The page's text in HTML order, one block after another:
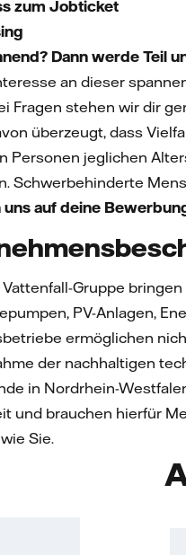
zum Jobticket
Dann werde Teil
an dieser
Fragen stehen wir dir
überzeugt, dass
Personen jeglichen
Schwerbehinderte
auf deine
Vattenfall-Gruppe
PV-Anlagen,
ermöglichen
der nachhaltigen
in Nordrhein-
und brauchen hierfür
Sie.